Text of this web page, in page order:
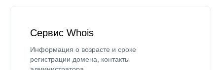
Сервис Whois
Информация о возрасте и сроке
регистрации домена, контакты